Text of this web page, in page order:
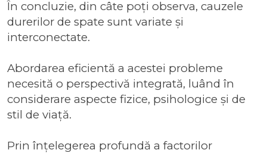
În concluzie, din câte poți observa, cauzele
durerilor de spate sunt variate și
interconectate.
Abordarea eficientă a acestei probleme
necesită o perspectivă integrată, luând în
considerare aspecte fizice, psihologice și de
stil de viață.
Prin înțelegerea profundă a factorilor